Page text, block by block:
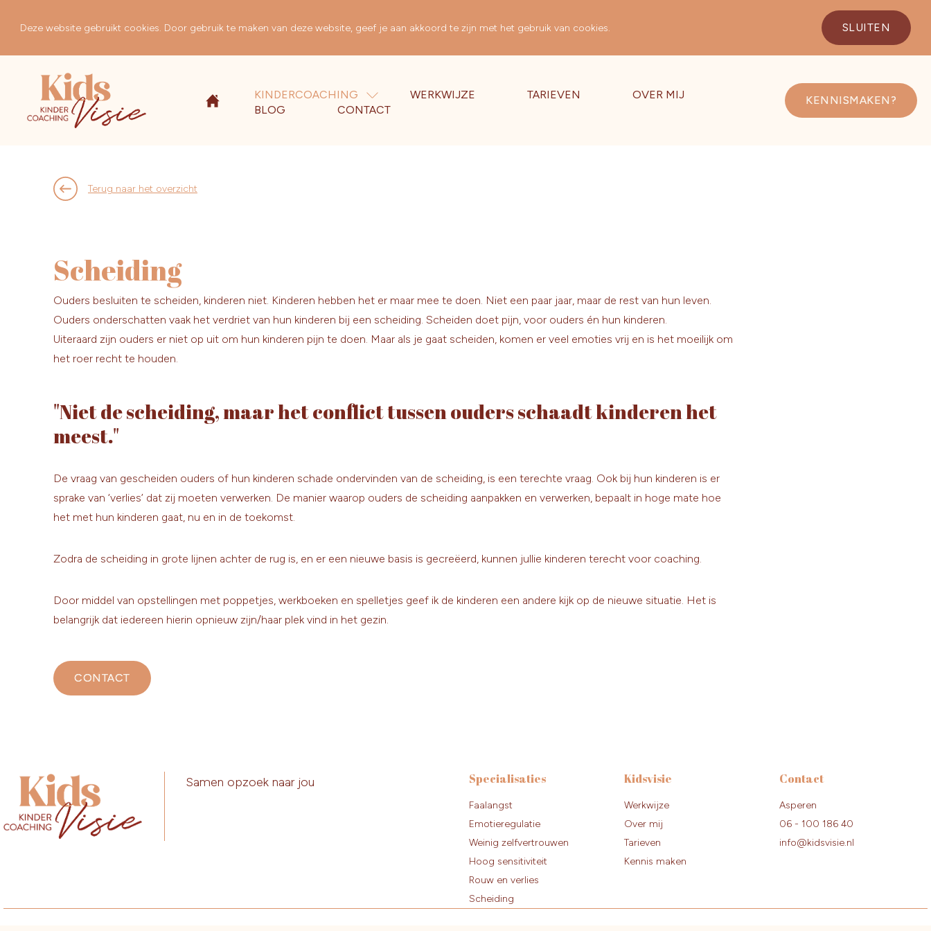
Deze website gebruikt cookies. Door gebruik te maken van deze website, geef je aan akkoord te zijn met het gebruik van cookies. SLUITEN
KINDERCOACHING WERKWIJZE TARIEVEN
OVER MIJ
BLOG
CONTACT
KENNISMAKEN?
Terug naar het overzicht
Scheiding
Ouders besluiten te scheiden, kinderen niet. Kinderen hebben het er maar mee te doen. Niet een paar jaar, maar de rest van hun leven.
Ouders onderschatten vaak het verdriet van hun kinderen bij een scheiding. Scheiden doet pijn, voor ouders én hun kinderen.
Uiteraard zijn ouders er niet op uit om hun kinderen pijn te doen. Maar als je gaat scheiden, komen er veel emoties vrij en is het moeilijk om
het roer recht te houden.
"Niet de scheiding, maar het conflict tussen ouders schaadt kinderen het
meest."
De vraag van gescheiden ouders of hun kinderen schade ondervinden van de scheiding, is een terechte vraag. Ook bij hun kinderen is er
sprake van ‘verlies’ dat zij moeten verwerken. De manier waarop ouders de scheiding aanpakken en verwerken, bepaalt in hoge mate hoe
het met hun kinderen gaat, nu en in de toekomst.
Zodra de scheiding in grote lijnen achter de rug is, en er een nieuwe basis is gecreëerd, kunnen jullie kinderen terecht voor coaching.
Door middel van opstellingen met poppetjes, werkboeken en spelletjes geef ik de kinderen een andere kijk op de nieuwe situatie. Het is
belangrijk dat iedereen hierin opnieuw zijn/haar plek vind in het gezin.
CONTACT
Samen opzoek naar jou Specialisaties
Faalangst
Emotieregulatie
Weinig zelfvertrouwen
Hoog sensitiviteit
Rouw en verlies
Scheiding
Kidsvisie
Werkwijze
Over mij
Tarieven
Kennis maken
Contact
Asperen
06 - 100 186 40
info@kidsvisie.nl